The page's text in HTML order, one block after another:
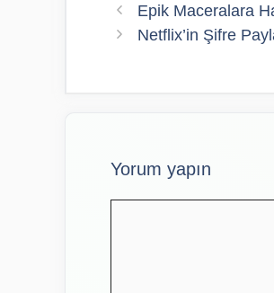
Epik Maceralara
Netflix’in Şifre
Yorum yapın